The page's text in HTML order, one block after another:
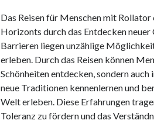
Das Reisen für Menschen mit
Horizonts durch das Entdecken
Barrieren liegen unzählige
erleben. Durch das Reisen können
Schönheiten entdecken, sondern
neue Traditionen kennenlernen und
Welt erleben. Diese Erfahrungen
Toleranz zu fördern und das